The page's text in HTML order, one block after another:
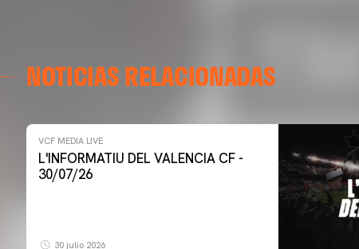
NOTICIAS RELACIONADAS
VCF MEDIA LIVE
L'INFORMATIU DEL VALENCIA CF -
30/07/26
30 julio 2026